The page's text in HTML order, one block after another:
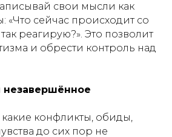
свои мысли как
«Что сейчас происходит со
реагирую?». Это позволит
и обрести контроль над
конфликты, обиды,
до сих пор не